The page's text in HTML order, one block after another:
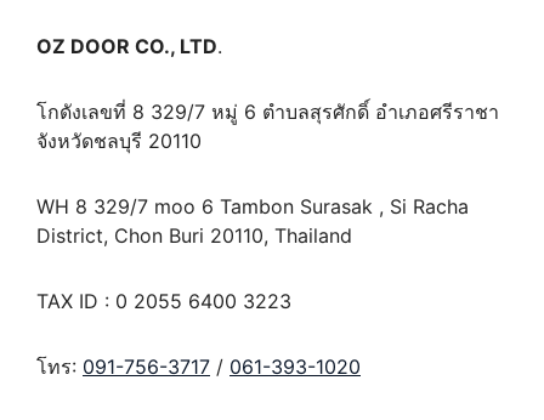
OZ DOOR CO., LTD.
โกดังเลขที่ 8 329/7 หมู่ 6 ตำบลสุรศักดิ์ อำเภอศรีราชา
จังหวัดชลบุรี 20110
WH 8 329/7 moo 6 Tambon Surasak , Si Racha
District, Chon Buri 20110, Thailand
TAX ID : 0 2055 6400 3223
โทร: 091-756-3717 / 061-393-1020